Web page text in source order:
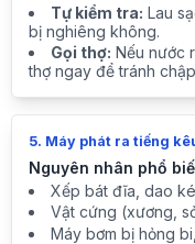
Tự kiểm tra: Lau
bị nghiêng không.
Gọi thợ: Nếu nước
thợ ngay để tránh
5. Máy phát ra tiếng
Nguyên nhân phổ
Xếp bát đĩa, dao
Vật cứng (xương,
Máy bơm bị hỏng